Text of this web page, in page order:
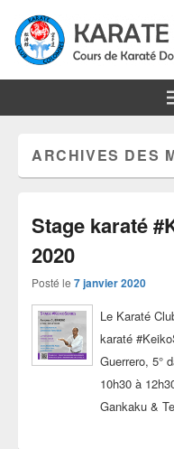
Karate Club
ARCHIVES DES
Stage karaté
2020
Posté le 7 janvier 2020
Le Karaté
karaté
Guerrero, 5°
10h30 à
Gankaku &